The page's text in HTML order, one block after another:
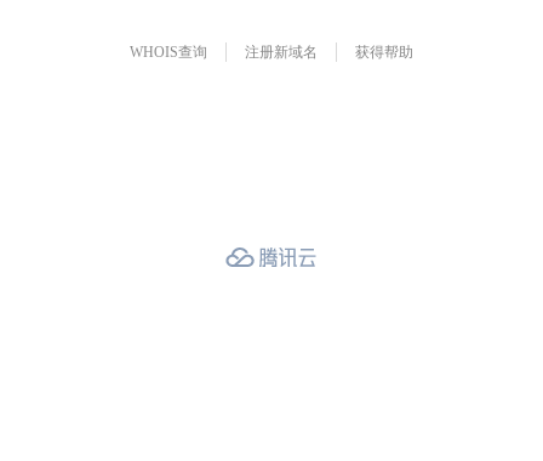
WHOIS查询 注册新域名 获得帮助